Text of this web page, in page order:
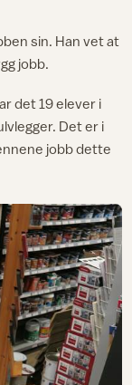
sin. Han vet at
jobb.
det 19 elever i
Det er i
jobb dette